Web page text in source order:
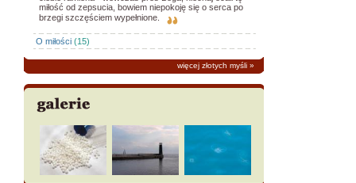
miłość od zepsucia, bowiem niepokoję się o serca po
brzegi szczęściem wypełnione.
O miłości (15)
więcej złotych myśli »